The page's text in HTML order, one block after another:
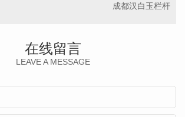
成都汉白玉栏杆
在线留言
LEAVE A MESSAGE